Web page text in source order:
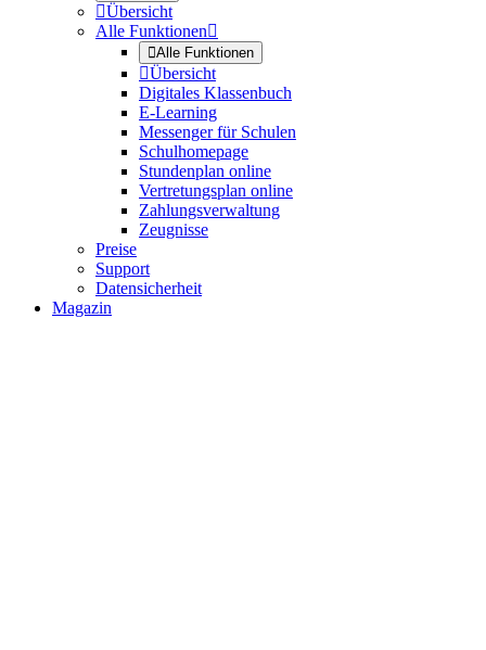
Übersicht
Alle Funktionen
Alle Funktionen
Übersicht
Digitales Klassenbuch
E-Learning
Messenger für Schulen
Schulhomepage
Stundenplan online
Vertretungsplan online
Zahlungsverwaltung
Zeugnisse
Preise
Support
Datensicherheit
Magazin